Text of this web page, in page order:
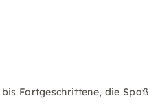
Fortgeschrittene, die Spaß